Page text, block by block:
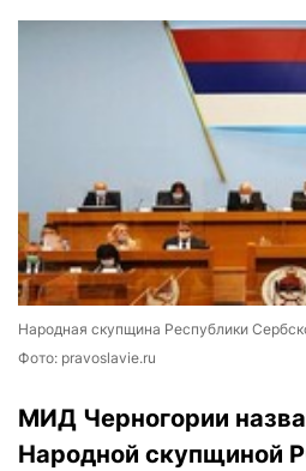
Народная скупщина Республики
Фото: pravoslavie.ru
МИД Черногории
Народной скупщиной